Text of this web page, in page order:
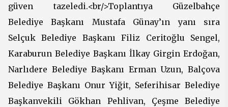
güven tazeledi.<br/>Toplantıya Güzelbahçe
Belediye Başkanı Mustafa Günay’ın yanı sıra
Selçuk Belediye Başkanı Filiz Ceritoğlu Sengel,
Karaburun Belediye Başkanı İlkay Girgin Erdoğan,
Narlıdere Belediye Başkanı Erman Uzun, Balçova
Belediye Başkanı Onur Yiğit, Seferihisar Belediye
Başkanvekili Gökhan Pehlivan, Çeşme Belediye